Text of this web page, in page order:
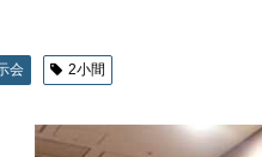
会 2小間